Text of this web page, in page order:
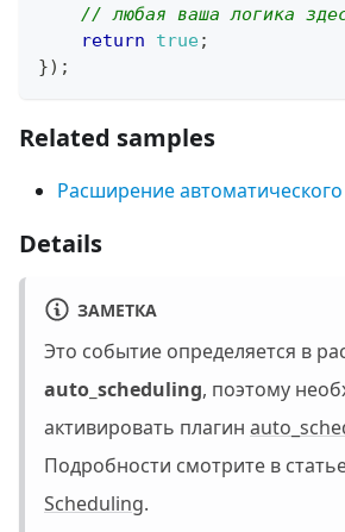
// любая ваша логика
return
true;
}) ;
Related samples
Расширение
Details
ЗАМЕТКА
Это событие определяется в
auto_scheduling, поэтому
активировать плагин
Подробности смотрите в
Scheduling.